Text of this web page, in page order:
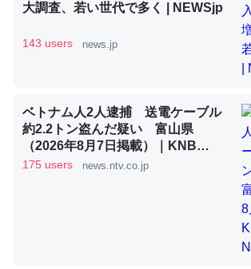
─ニュース :: 【研究発表】昆虫学の大問題＝「昆
これを元に考えるとカルシウムを大量に使
類は苦労してるんだな…。腹足類だと殻を
ジになったり努力してるし。
─ニュース :: 【研究発表】昆虫学の大問題＝「昆
大調査、若い世代で多く | NEWSjp
143 users news.jp
ベトナム人2人逮捕 送電ケーブル
約2.2トン盗んだ疑い 富山県
（2026年8月7日掲載）｜KNB
NEWS NNN
175 users news.ntv.co.jp